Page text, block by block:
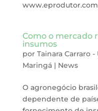
Como o mercado
insumos
por Tainara Carraro
Maringá| News
O agronegócio
dependente de